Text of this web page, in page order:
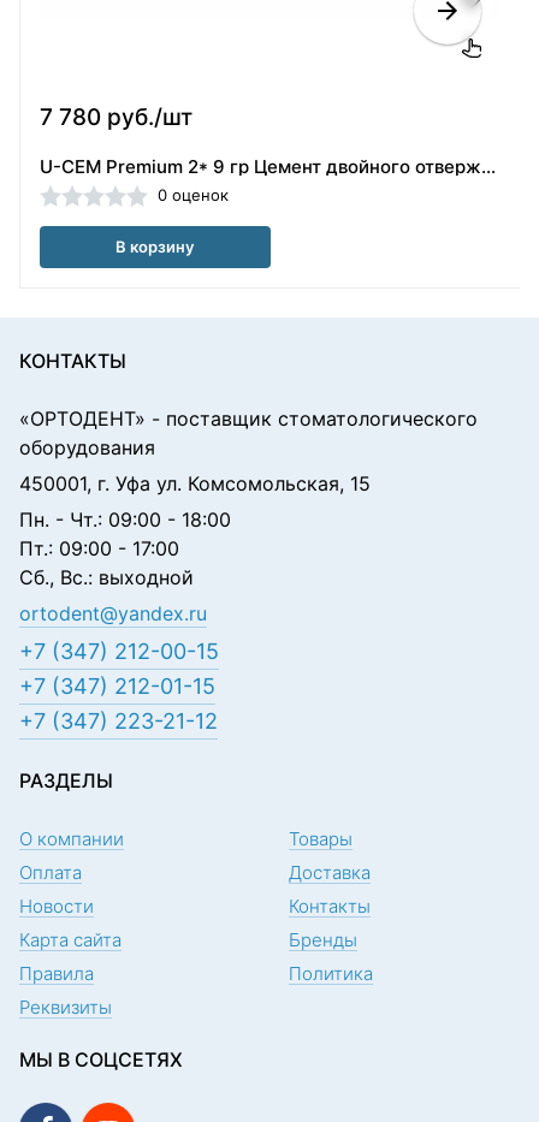
7 780 руб./шт
U-CEM Premium 2* 9 гр Цемент двойного отверждения, постоянная фиксация Vericom (Ю.КОРЕЯ) /114086
0 оценок
В корзину
КОНТАКТЫ
«ОРТОДЕНТ» - поставщик стоматологического
оборудования
450001, г. Уфа ул. Комсомольская, 15
Пн. - Чт.: 09:00 - 18:00
Пт.: 09:00 - 17:00
Сб., Вс.: выходной
ortodent@yandex.ru
+7 (347) 212-00-15
+7 (347) 212-01-15
+7 (347) 223-21-12
РАЗДЕЛЫ
О компании
Товары
Оплата
Доставка
Новости
Контакты
Карта сайта
Бренды
Правила
Политика
Реквизиты
МЫ В СОЦСЕТЯХ